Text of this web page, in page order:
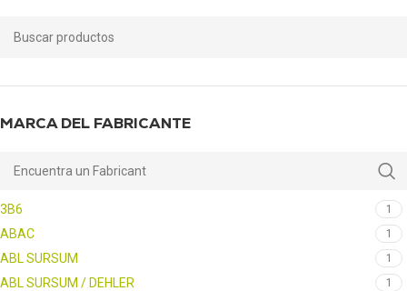
MARCA DEL FABRICANTE
3B6 1
ABAC 1
ABL SURSUM 1
ABL SURSUM / DEHLER 1